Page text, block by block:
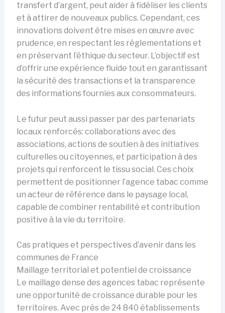
transfert d’argent, peut aider à fidéliser les clients
et à attirer de nouveaux publics. Cependant, ces
innovations doivent être mises en œuvre avec
prudence, en respectant les réglementations et
en préservant l’éthique du secteur. L’objectif est
d’offrir une expérience fluide tout en garantissant
la sécurité des transactions et la transparence
des informations fournies aux consommateurs.
Le futur peut aussi passer par des partenariats
locaux renforcés: collaborations avec des
associations, actions de soutien à des initiatives
culturelles ou citoyennes, et participation à des
projets qui renforcent le tissu social. Ces choix
permettent de positionner l’agence tabac comme
un acteur de référence dans le paysage local,
capable de combiner rentabilité et contribution
positive à la vie du territoire.
Cas pratiques et perspectives d’avenir dans les
communes de France
Maillage territorial et potentiel de croissance
Le maillage dense des agences tabac représente
une opportunité de croissance durable pour les
territoires. Avec près de 24 840 établissements